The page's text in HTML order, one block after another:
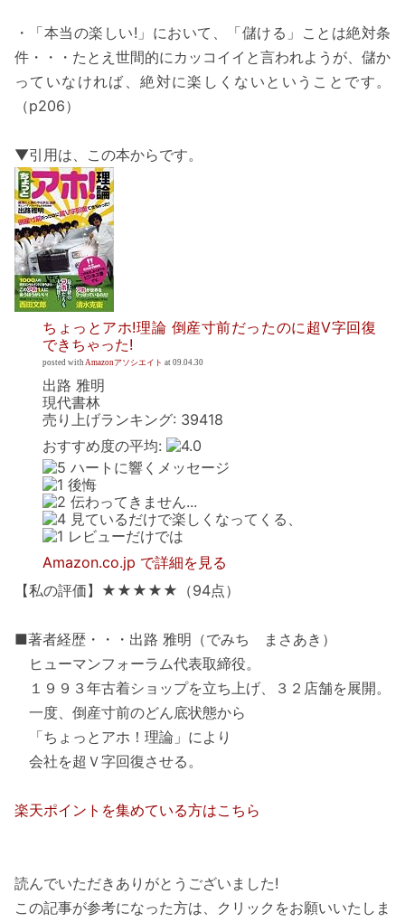
・「本当の楽しい!」において、「儲ける」ことは絶対条
件・・・たとえ世間的にカッコイイと言われようが、儲か
っていなければ、絶対に楽しくないということです。
（p206）
▼引用は、この本からです。
ちょっとアホ!理論 倒産寸前だったのに超V字回復
できちゃった!
posted withAmazonアソシエイト at 09.04.30
出路 雅明
現代書林
売り上げランキング: 39418
おすすめ度の平均:
ハートに響くメッセージ
後悔
伝わってきません...
見ているだけで楽しくなってくる、
レビューだけでは
Amazon.co.jp で詳細を見る
【私の評価】★★★★★（94点）
■著者経歴・・・出路 雅明（でみち まさあき）
ヒューマンフォーラム代表取締役。
１９９３年古着ショップを立ち上げ、３２店舗を展開。
一度、倒産寸前のどん底状態から
「ちょっとアホ！理論」により
会社を超Ｖ字回復させる。
楽天ポイントを集めている方はこちら
読んでいただきありがとうございました!
この記事が参考になった方は、クリックをお願いいたしま